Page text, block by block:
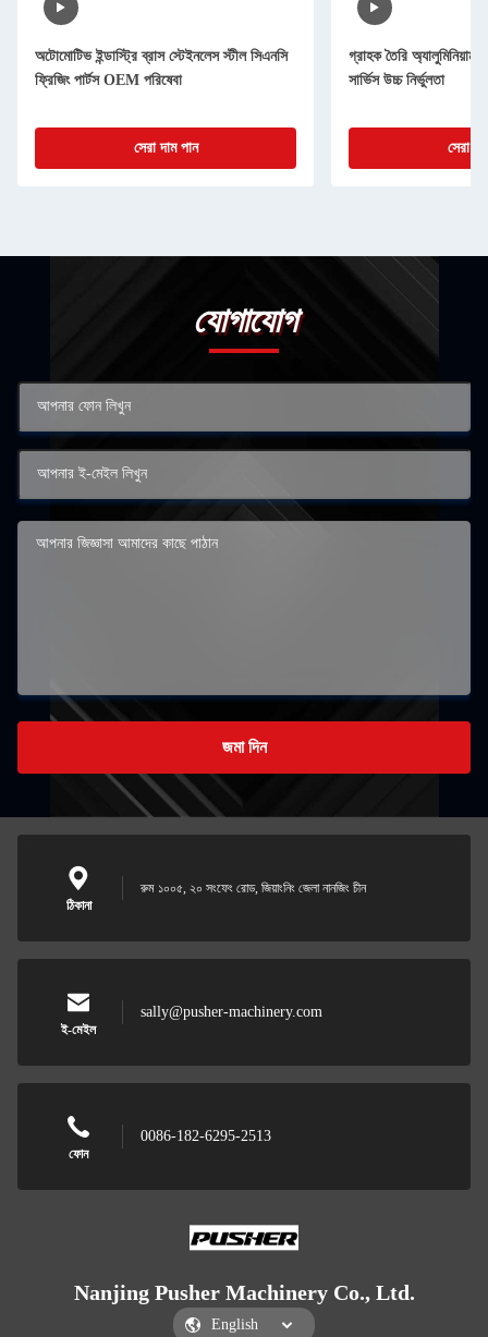
অটোমোটিভ ইন্ডাস্ট্রি ব্রাস স্টেইনলেস স্টীল সিএনসি
ফ্রিজিং পার্টস OEM পরিষেবা
সেরা দাম পান
গ্রাহক তৈরি অ্যালুমিনিয়াম
সার্ভিস উচ্চ নির্ভুলতা
সেরা
যোগাযোগ
জমা দিন
ঠিকানা
রুম ১০০৫, ২০ সংফেং রোড, জিয়াংনিং জেলা নানজিং চীন
ই-মেইল
sally@pusher-machinery.com
ফোন
0086-182-6295-2513
Nanjing Pusher Machinery Co., Ltd.